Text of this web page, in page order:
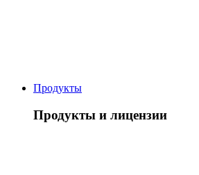
Продукты
Продукты и лицензии